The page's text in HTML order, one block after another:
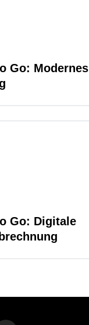
Go: Modernes
Go: Digitale